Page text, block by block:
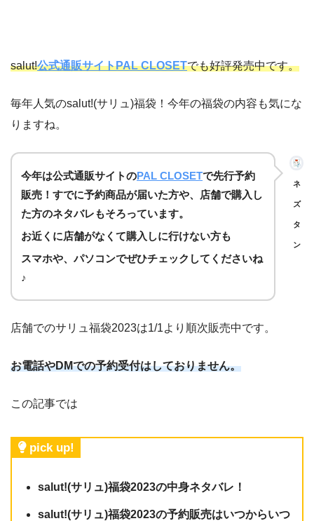
salut!公式通販サイトPAL CLOSETでも好評発売中です。
毎年人気のsalut!(サリュ)福袋！今年の福袋の内容も気にな
りますね。
今年は公式通販サイトのPAL CLOSETで先行予約
販売！すでに予約商品が届いた方や、店舗で購入し
た方のネタバレもそろっています。
お近くに店舗がなくて購入しに行けない方も
スマホや、パソコンでぜひチェックしてくださいね
♪
ネ
ズ
タ
ン
店舗でのサリュ福袋2023は1/1より順次販売中です。
お電話やDMでの予約受付はしておりません。
この記事では
pick up!
salut!(サリュ)福袋2023の中身ネタバレ！
salut!(サリュ)福袋2023の予約販売はいつからいつ